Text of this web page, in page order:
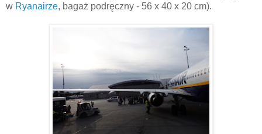
w Ryanairze, bagaż podręczny - 56 x 40 x 20 cm).